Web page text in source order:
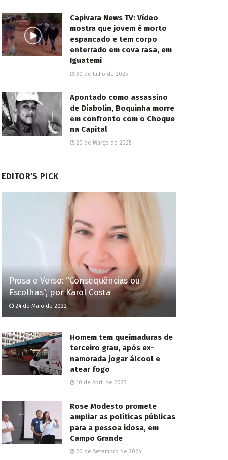
Capivara News TV: Vídeo
mostra que jovem é morto
espancado e tem corpo
enterrado em cova rasa, em
Iguatemi
30 de Julho de 2025
Apontado como assassino
de Diabolin, Boquinha morre
em confronto com o Choque
na Capital
20 de Março de 2025
EDITOR'S PICK
Prosa e Verso: “Consequências ou
Escolhas”, por Karol Costa
24 de Maio de 2022
Homem tem queimaduras de
terceiro grau, após ex-
namorada jogar álcool e
atear fogo
10 de Abril de 2023
Rose Modesto promete
ampliar as políticas públicas
para a pessoa idosa, em
Campo Grande
20 de Setembro de 2024